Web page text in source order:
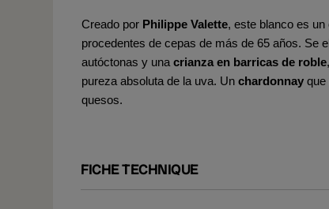
Creado por Philippe Valette, este blanco es
procedentes de cepas de más de 65 años. Se
autóctonas y una crianza en barricas de roble
pureza absoluta de la uva. Un chardonnay que
quesos.
FICHE TECHNIQUE